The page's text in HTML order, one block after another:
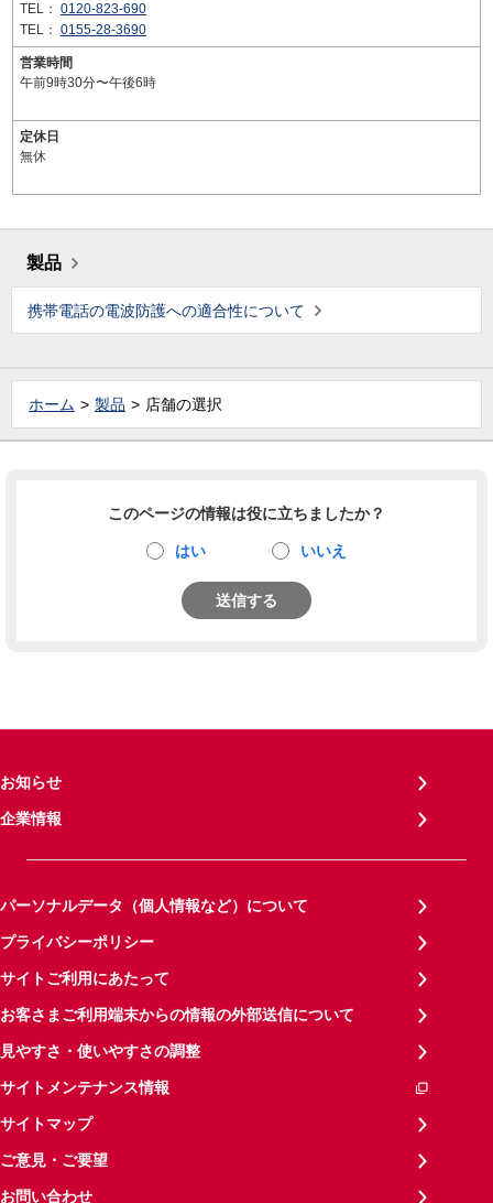
TEL： 0120-823-690
TEL： 0155-28-3690
営業時間
午前9時30分〜午後6時
定休日
無休
製品
携帯電話の電波防護への適合性について
ホーム 製品 店舗の選択
このページの情報は役に立ちましたか？
はい いいえ
送信する
お知らせ
企業情報
パーソナルデータ（個人情報など）について
プライバシーポリシー
サイトご利用にあたって
お客さまご利用端末からの情報の外部送信について
見やすさ・使いやすさの調整
サイトメンテナンス情報
サイトマップ
ご意見・ご要望
お問い合わせ